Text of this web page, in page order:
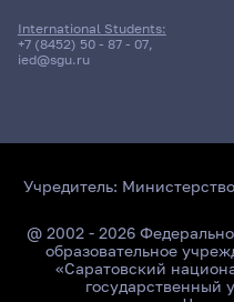
International Students:
+7 (8452) 50 - 87 - 07,
ied@sgu.ru
Учредитель:
@ 2002 - 2026
образовательное
«Саратовский
государственный